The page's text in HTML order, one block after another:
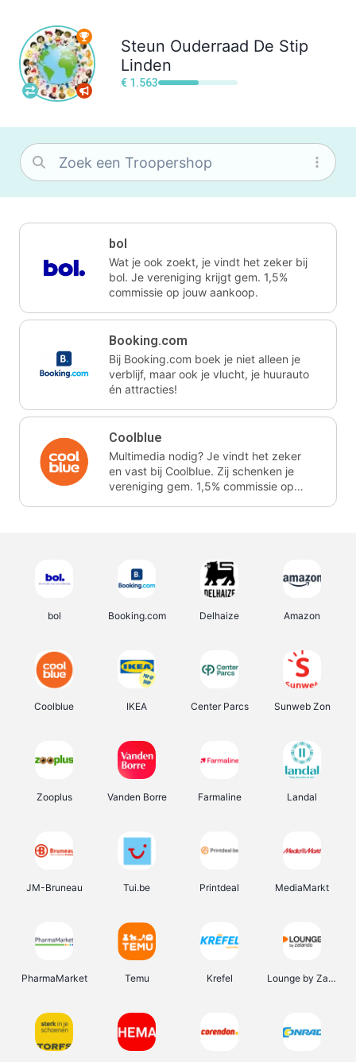
Steun Ouderraad De Stip
Linden
€ 1.563
bol
Wat je ook zoekt, je vindt het zeker bij
bol. Je vereniging krijgt gem. 1,5%
commissie op jouw aankoop.
Booking.com
Bij Booking.com boek je niet alleen je
verblijf, maar ook je vlucht, je huurauto
én attracties!
Coolblue
Multimedia nodig? Je vindt het zeker
en vast bij Coolblue. Zij schenken je
vereniging gem. 1,5% commissie op
bol Booking.com Delhaize Amazon
Coolblue IKEA Center Parcs Sunweb Zon
Zooplus Vanden Borre Farmaline Landal
JM-Bruneau Tui.be Printdeal MediaMarkt
PharmaMarket Temu Krefel Lounge by Zalando